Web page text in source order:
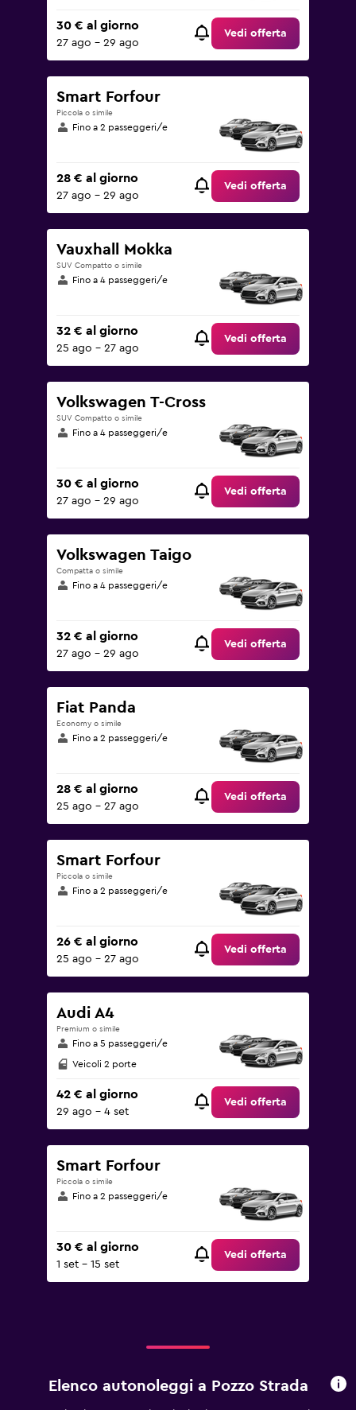
30 € al giorno
27 ago - 29 ago
Vedi offerta
Smart Forfour
Piccola o simile
Fino a 2 passeggeri/e
28 € al giorno
27 ago - 29 ago
Vedi offerta
Vauxhall Mokka
SUV Compatto o simile
Fino a 4 passeggeri/e
32 € al giorno
25 ago - 27 ago
Vedi offerta
Volkswagen T-Cross
SUV Compatto o simile
Fino a 4 passeggeri/e
30 € al giorno
27 ago - 29 ago
Vedi offerta
Volkswagen Taigo
Compatta o simile
Fino a 4 passeggeri/e
32 € al giorno
27 ago - 29 ago
Vedi offerta
Fiat Panda
Economy o simile
Fino a 2 passeggeri/e
28 € al giorno
25 ago - 27 ago
Vedi offerta
Smart Forfour
Piccola o simile
Fino a 2 passeggeri/e
26 € al giorno
25 ago - 27 ago
Vedi offerta
Audi A4
Premium o simile
Fino a 5 passeggeri/e
Veicoli 2 porte
42 € al giorno
29 ago - 4 set
Vedi offerta
Smart Forfour
Piccola o simile
Fino a 2 passeggeri/e
30 € al giorno
1 set - 15 set
Vedi offerta
Elenco autonoleggi a Pozzo Strada